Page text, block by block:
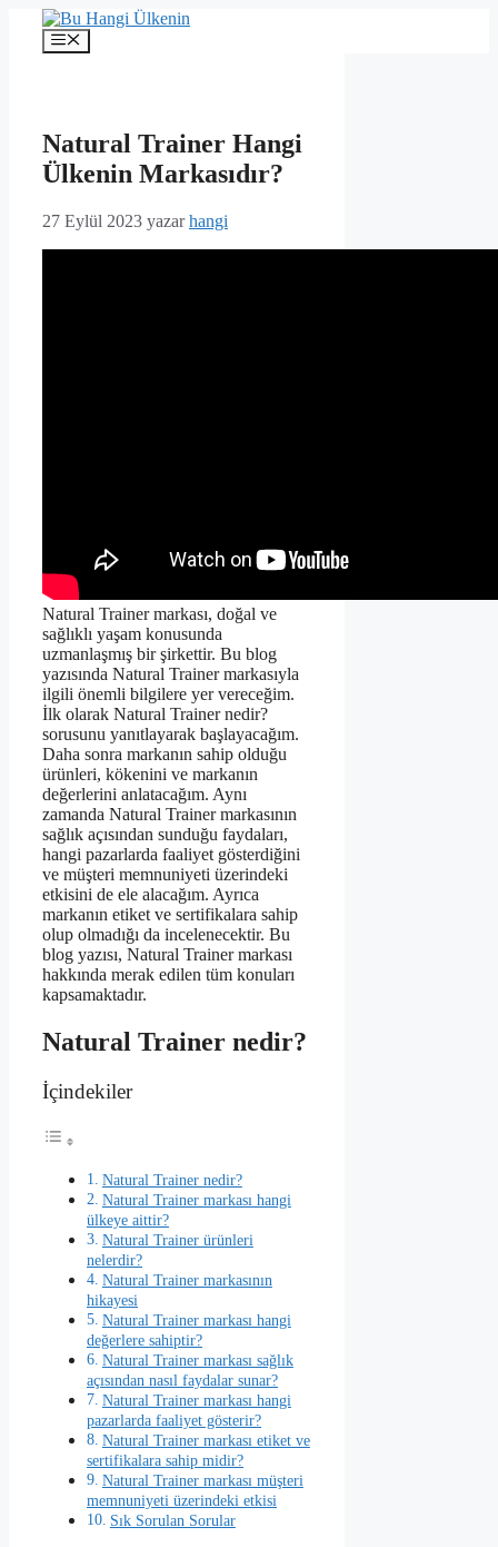
İçeriğe
Menü
Natural Trainer Hangi
Ülkenin Markasıdır?
27 Eylül 2023 yazarhangi
Natural Trainer markası, doğal ve
sağlıklı yaşam konusunda
uzmanlaşmış bir şirkettir. Bu blog
yazısında Natural Trainer markasıyla
ilgili önemli bilgilere yer vereceğim.
İlk olarak Natural Trainer nedir?
sorusunu yanıtlayarak başlayacağım.
Daha sonra markanın sahip olduğu
ürünleri, kökenini ve markanın
değerlerini anlatacağım. Aynı
zamanda Natural Trainer markasının
sağlık açısından sunduğu faydaları,
hangi pazarlarda faaliyet gösterdiğini
ve müşteri memnuniyeti üzerindeki
etkisini de ele alacağım. Ayrıca
markanın etiket ve sertifikalara sahip
olup olmadığı da incelenecektir. Bu
blog yazısı, Natural Trainer markası
hakkında merak edilen tüm konuları
kapsamaktadır.
Natural Trainer nedir?
İçindekiler
Natural Trainer nedir?
Natural Trainer markası hangi
ülkeye aittir?
Natural Trainer ürünleri
nelerdir?
Natural Trainer markasının
hikayesi
Natural Trainer markası hangi
değerlere sahiptir?
Natural Trainer markası sağlık
açısından nasıl faydalar sunar?
Natural Trainer markası hangi
pazarlarda faaliyet gösterir?
Natural Trainer markası etiket ve
sertifikalara sahip midir?
Natural Trainer markası müşteri
memnuniyeti üzerindeki etkisi
Sık Sorulan Sorular